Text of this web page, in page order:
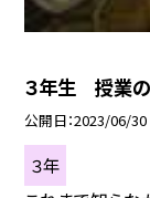
３年生 授業
公開日 2023/06/30
３年